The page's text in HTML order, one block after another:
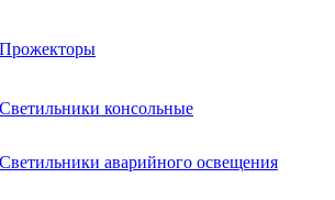
Прожекторы
Светильники консольные
Светильники аварийного освещения